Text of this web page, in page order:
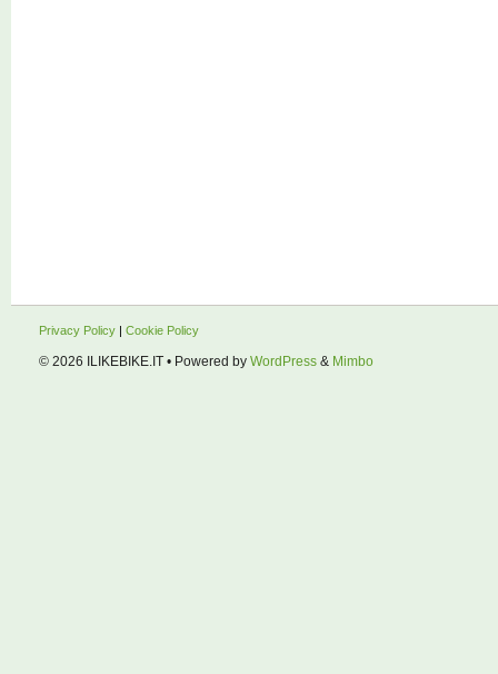
Privacy Policy Cookie Policy
© 2026 ILIKEBIKE.IT • Powered by WordPress & Mimbo